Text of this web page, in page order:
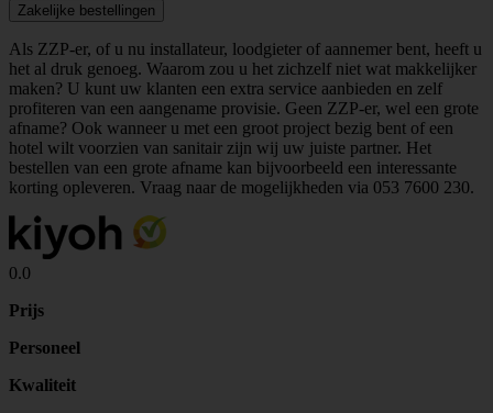
Zakelijke bestellingen
Als ZZP-er, of u nu installateur, loodgieter of aannemer bent, heeft u
het al druk genoeg. Waarom zou u het zichzelf niet wat makkelijker
maken? U kunt uw klanten een extra service aanbieden en zelf
profiteren van een aangename provisie. Geen ZZP-er, wel een grote
afname? Ook wanneer u met een groot project bezig bent of een
hotel wilt voorzien van sanitair zijn wij uw juiste partner. Het
bestellen van een grote afname kan bijvoorbeeld een interessante
korting opleveren. Vraag naar de mogelijkheden via 053 7600 230.
0.0
Prijs
Personeel
Kwaliteit